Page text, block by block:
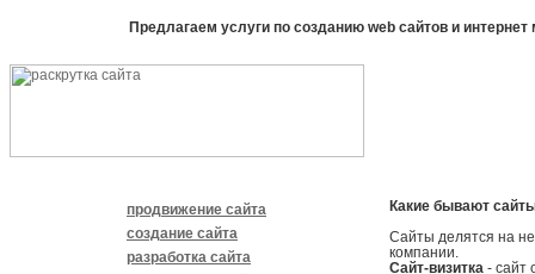
Предлагаем услуги по созданию web сайтов и интернет
продвижение сайта
создание сайта
разработка сайта
Какие бывают
Сайты делятся на
компании.
Сайт-визитка - сайт